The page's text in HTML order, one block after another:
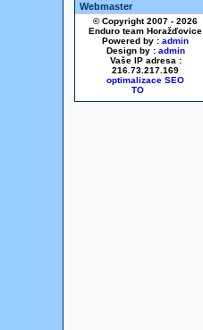
Webmaster
© Copyright 2007 - 2026
Enduro team Horažďovice
Powered by : admin
Design by : admin
Vaše IP adresa :
216.73.217.169
optimalizace SEO